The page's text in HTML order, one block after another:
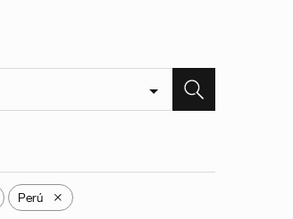
Perú X